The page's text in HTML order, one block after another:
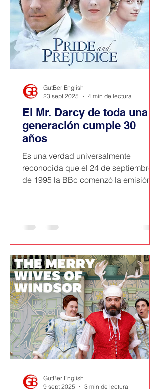
El Mr. Darcy de toda una
generación cumple 30
años
Es una verdad universalmente
reconocida que el 24 de septiembre
de 1995 la BBc comenzó la emisión
Orgullo y Prejuicio. Y desde entonces,
en el imaginario de muchos y muchas,
y lleva una húmeda camisa blanca
cuando sale del lago.
GutBer English
23 sept 2025
4 min de lectura
GutBer English
9 sept 2025
3 min de lectura